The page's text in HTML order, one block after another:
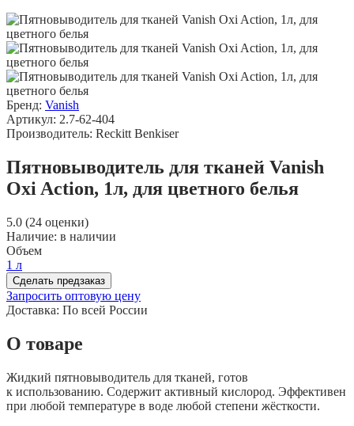
Бренд: Vanish
Артикул: 2.7-62-404
Производитель: Reckitt Benkiser
Пятновыводитель для тканей Vanish
Oxi Action, 1л, для цветного белья
5.0 (24 оценки)
Наличие: в наличии
Объем
1 л
Сделать предзаказ
Запросить оптовую цену
Доставка: По всей России
О товаре
Жидкий пятновыводитель для тканей, готов
к использованию. Содержит активный кислород. Эффективен
при любой температуре в воде любой степени жёсткости.